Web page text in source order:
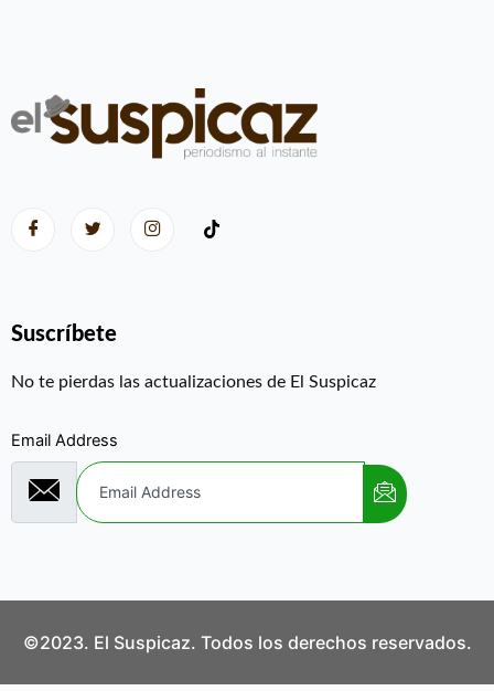
Suscríbete
No te pierdas las actualizaciones de El Suspicaz
Email Address
©2023. El Suspicaz. Todos los derechos reservados.